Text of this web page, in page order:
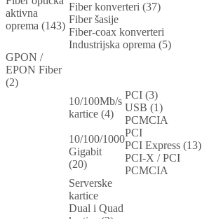
aktivna
oprema (143)
Fiber konverteri (37)
Fiber šasije
Fiber-coax konverteri
Industrijska oprema (5)
GPON /
EPON Fiber
(2)
10/100Mb/s
kartice (4)
PCI (3)
USB (1)
PCMCIA
10/100/1000
Gigabit
(20)
PCI
PCI Express (13)
PCI-X / PCI
PCMCIA
Serverske
kartice
Dual i Quad